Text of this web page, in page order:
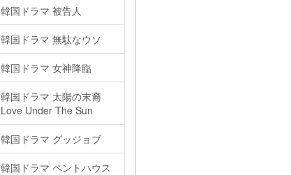
韓国ドラマ 被告人
韓国ドラマ 無駄なウソ
韓国ドラマ 女神降臨
韓国ドラマ 太陽の末裔
Love Under The Sun
韓国ドラマ グッジョブ
韓国ドラマ ペントハウス